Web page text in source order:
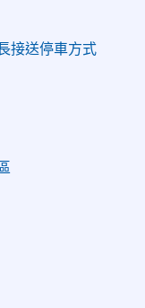
接送停車方式